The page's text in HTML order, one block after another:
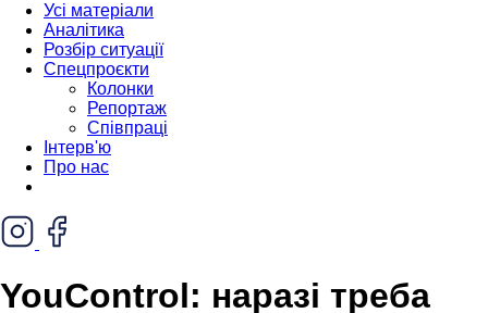
Усі матеріали
Аналітика
Розбір ситуації
Спецпроєкти
Колонки
Репортаж
Співпраці
Інтерв'ю
Про нас
YouControl: наразі треба